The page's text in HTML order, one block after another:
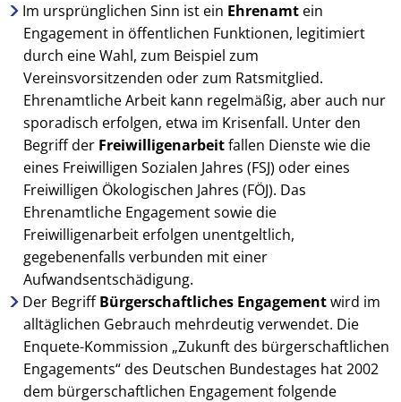
Im ursprünglichen Sinn ist ein Ehrenamt ein
Engagement in öffentlichen Funktionen, legitimiert
durch eine Wahl, zum Beispiel zum
Vereinsvorsitzenden oder zum Ratsmitglied.
Ehrenamtliche Arbeit kann regelmäßig, aber auch nur
sporadisch erfolgen, etwa im Krisenfall. Unter den
Begriff der Freiwilligenarbeitfallen Dienste wie die
eines Freiwilligen Sozialen Jahres (FSJ) oder eines
Freiwilligen Ökologischen Jahres (FÖJ). Das
Ehrenamtliche Engagement sowie die
Freiwilligenarbeit erfolgen unentgeltlich,
gegebenenfalls verbunden mit einer
Aufwandsentschädigung.
Der BegriffBürgerschaftliches Engagementwird im
alltäglichen Gebrauch mehrdeutig verwendet. Die
Enquete-Kommission „Zukunft des bürgerschaftlichen
Engagements“ des Deutschen Bundestages hat 2002
dem bürgerschaftlichen Engagement folgende